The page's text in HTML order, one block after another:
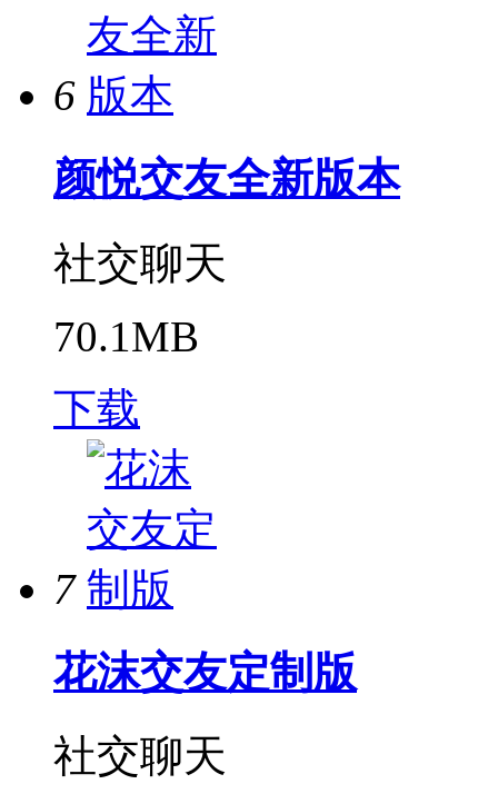
6
颜悦交友全新版本
社交聊天
70.1MB
下载
7
花沫交友定制版
社交聊天